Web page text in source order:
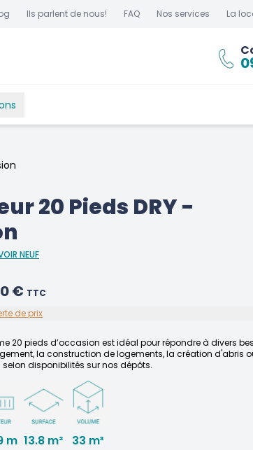
Ils parlent de nous! FAQ Nos services La
20 Pieds DRY -
NEUF
€ TTC
de prix
20 pieds d’occasion est idéal pour répondre à divers
la construction de logements, la création d'abris
disponibilités sur nos dépôts.
m 13.8 m² 33 m³